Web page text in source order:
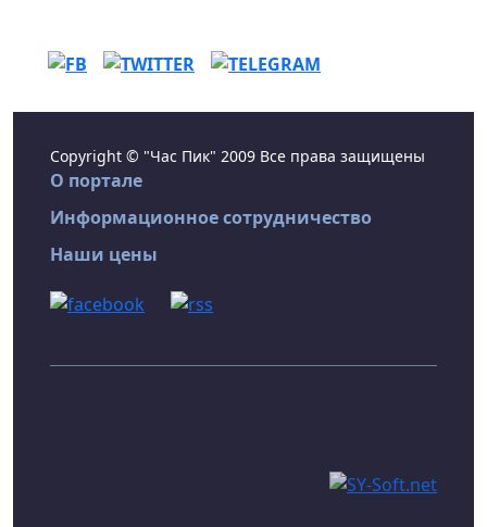
Copyright © "Час Пик" 2009 Все права защищены
О портале
Информационное сотрудничество
Наши цены